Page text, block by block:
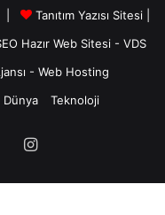
|
Tanıtım Yazısı Sitesi |
Hazır Web Sitesi - VDS
- Web Hosting
Dünya Teknoloji
YouTubeInstagram